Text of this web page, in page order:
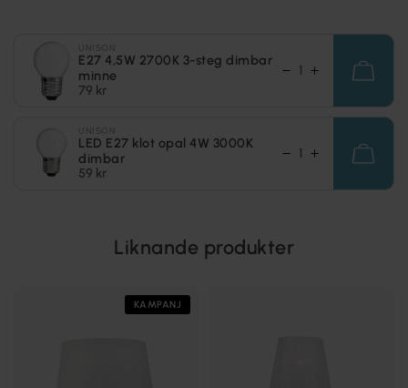
E27 4,5W 2700K 3-steg dimbar
minne
79 kr
LED E27 klot opal 4W 3000K
dimbar
59 kr
Liknande produkter
KAMPANJ